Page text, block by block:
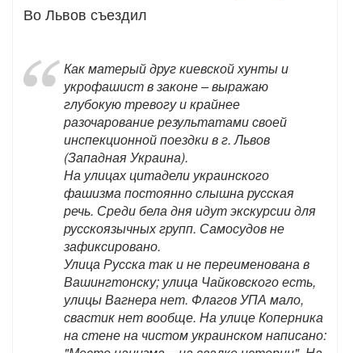
Во Львов съездил
Как матерый друг киевской хунты и
укрофашист в законе – выражаю
глубокую тревогу и крайнее
разочарование результатами своей
инспекционной поездки в г. Львов
(Западная Украина).
На улицах цитадели украинского
фашизма постоянно слышна русская
речь. Среди бела дня идут экскурсии для
русскоязычных групп. Самосудов не
зафиксировано.
Улица Русска так и не переименована в
Вашингтонску; улица Чайковского есть,
улицы Вагнера нет. Флагов УПА мало,
свастик нет вообще. На улице Коперника
на стене на чистом украинском написано: